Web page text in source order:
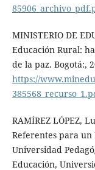
MINISTERIO DE
Educación Rural:
de la paz. Bogotá:,
https://
RAMÍREZ LÓPEZ,
Referentes para un
Universidad
Educación,